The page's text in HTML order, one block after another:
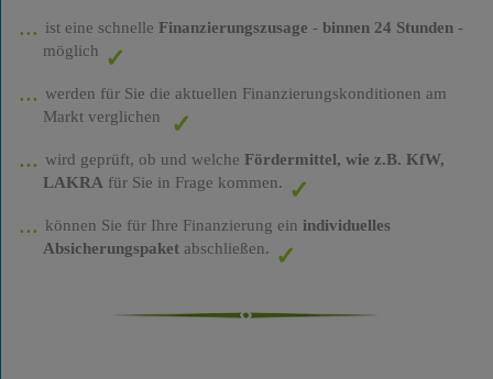
ist eine schnelle Finanzierungszusage - binnen 24 Stunden-
möglich
werden für Sie die aktuellen Finanzierungskonditionen am
Markt verglichen
wird geprüft, ob und welche Fördermittel, wie z.B. KfW,
LAKRA für Sie in Frage kommen.
können Sie für Ihre Finanzierung ein individuelles
Absicherungspaketabschließen.